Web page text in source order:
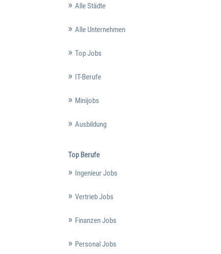
Alle Städte
Alle Unternehmen
Top Jobs
IT-Berufe
Minijobs
Ausbildung
Top Berufe
Ingenieur Jobs
Vertrieb Jobs
Finanzen Jobs
Personal Jobs